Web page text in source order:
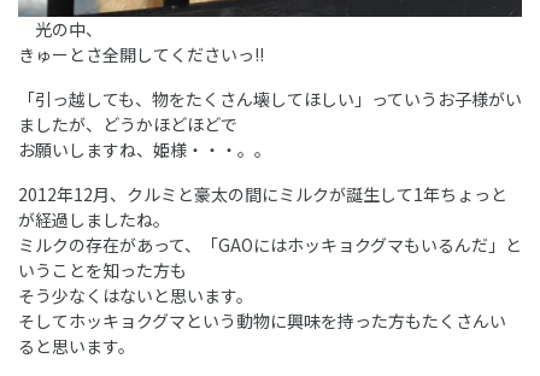
光の中、
きゅーとさ全開してくださいっ!!
「引っ越しても、物をたくさん壊してほしい」っていうお子様がい
ましたが、どうかほどほどで
お願いしますね、姫様・・・。。
2012年12月、クルミと豪太の間にミルクが誕生して1年ちょっと
が経過しましたね。
ミルクの存在があって、「GAOにはホッキョクグマもいるんだ」と
いうことを知った方も
そう少なくはないと思います。
そしてホッキョクグマという動物に興味を持った方もたくさんい
ると思います。